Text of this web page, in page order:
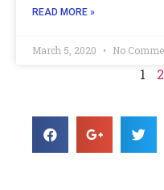
READ MORE »
March 5, 2020 No
1 2